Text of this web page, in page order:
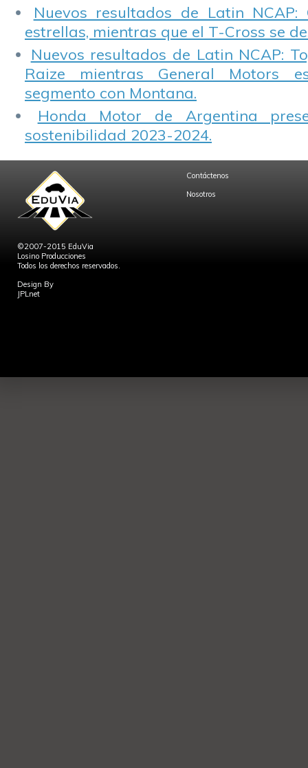
Nuevos resultados de Latin NCAP:
estrellas, mientras que el T-Cross se
Nuevos resultados de Latin NCAP:
Raize mientras General Motors
segmento con Montana.
Honda Motor de Argentina
sostenibilidad 2023-2024.
©2007-2015 EduVia
Losino Producciones
Todos los derechos reservados.
Design By
JPLnet
Contáctenos
Nosotros